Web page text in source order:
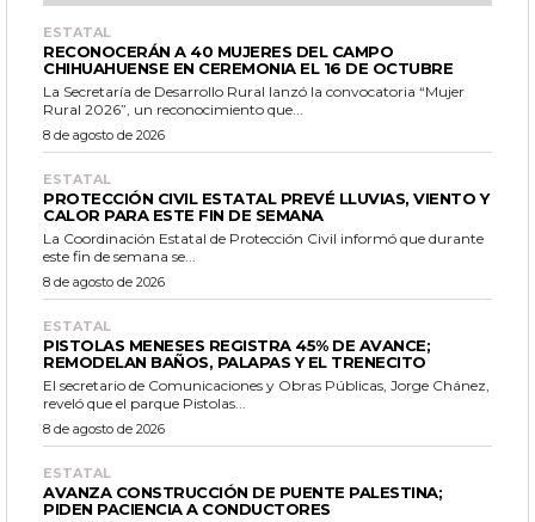
ESTATAL
RECONOCERÁN A 40 MUJERES DEL CAMPO
CHIHUAHUENSE EN CEREMONIA EL 16 DE OCTUBRE
La Secretaría de Desarrollo Rural lanzó la convocatoria “Mujer
Rural 2026”, un reconocimiento que...
8 de agosto de 2026
ESTATAL
PROTECCIÓN CIVIL ESTATAL PREVÉ LLUVIAS, VIENTO Y
CALOR PARA ESTE FIN DE SEMANA
La Coordinación Estatal de Protección Civil informó que durante
este fin de semana se...
8 de agosto de 2026
ESTATAL
PISTOLAS MENESES REGISTRA 45% DE AVANCE;
REMODELAN BAÑOS, PALAPAS Y EL TRENECITO
El secretario de Comunicaciones y Obras Públicas, Jorge Chánez,
reveló que el parque Pistolas...
8 de agosto de 2026
ESTATAL
AVANZA CONSTRUCCIÓN DE PUENTE PALESTINA;
PIDEN PACIENCIA A CONDUCTORES